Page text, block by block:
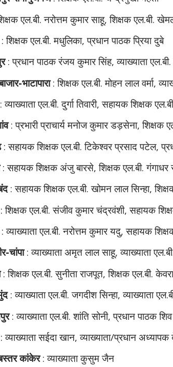
एल.बी. नरोत्तम कुमार साहू, शिक्षक एल.बी.
शिक्षक एल.बी. मधुलिका, प्रधान पाठक प्रिया दुबे
: प्रधान पाठक रंजय कुमार सिंह, व्याख्याता
भाटापारा: शिक्षक एल.बी. मोहन लाल वर्मा,
एल.बी. दुर्गा तिवारी, सहायक शिक्षक
: प्रभारी प्राचार्य मनोज कुमार डड़सेना, शिक्षक
: सहायक शिक्षक एल.बी. टिकेश्वर प्रसाद पटेल,
: सहायक शिक्षक अंजु बारसे, शिक्षक एल.बी. गंगाधर
: सहायक शिक्षक एल.बी. खोमन लाल सिन्हा, शिक्षक
शिक्षक एल.बी. संजीव कुमार चंद्रवंशी, सहायक
व्याख्याता एल.बी. नरोत्तम कुमार यदु, सहायक
चांपा: व्याख्याता अमृत लाल साहू, व्याख्याता
: शिक्षक एल.बी. सुनीता राजपूत, शिक्षक एल.बी.
: व्याख्याता एल.बी. जगदीश सिन्हा, व्याख्याता
: व्याख्याता एल.बी. शांति सोनी, प्रधान पाठक
सईदा खान, व्याख्याता/प्रधान अध्यापक
कांकेर: व्याख्याता कुसुम जैन